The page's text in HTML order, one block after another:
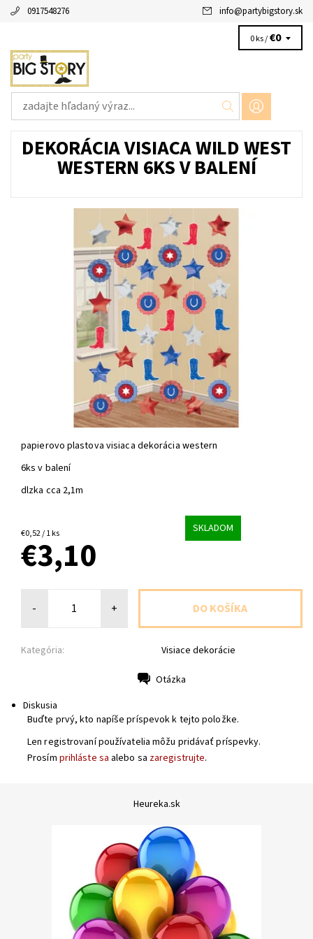
0917548276 info@partybigstory.sk
0 ks /€0
DEKORÁCIA VISIACA WILD WEST
WESTERN 6KS V BALENÍ
papierovo plastova visiaca dekorácia western
6ks v balení
dlzka cca 2,1m
€0,52 / 1 ks SKLADOM
€3,10
- +
Kategória: Visiace dekorácie
Otázka
Diskusia
Buďte prvý, kto napíše príspevok k tejto položke.
Len registrovaní používatelia môžu pridávať príspevky.
Prosím prihláste sa alebo sa zaregistrujte.
Heureka.sk